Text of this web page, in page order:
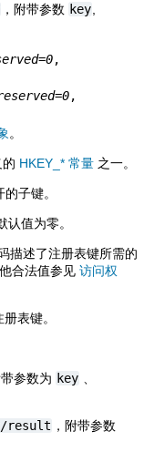
，附带参数 key
=0,
=0,
。
HKEY_* 常量 之一。
子键。
值为零。
描述了注册表键所需的
合法值参见 访问权
表键。
带参数为 key
result ，附带参数